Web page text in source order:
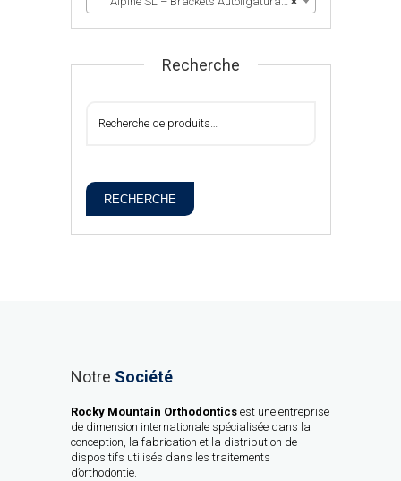
Recherche
RECHERCHE
Notre Société
Rocky Mountain Orthodontics est une entreprise
de dimension internationale spécialisée dans la
conception, la fabrication et la distribution de
dispositifs utilisés dans les traitements
d’orthodontie.